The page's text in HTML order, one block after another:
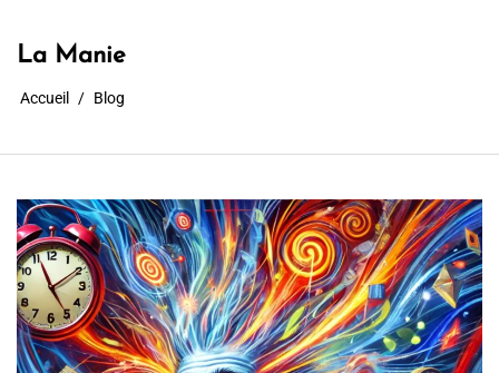
La Manie
Accueil Blog